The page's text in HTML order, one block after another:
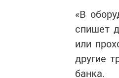
«В
спишет
или
другие
банка.